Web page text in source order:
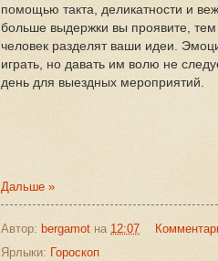
помощью такта, деликатности и
больше выдержки вы проявите,
человек разделят ваши идеи.
играть, но давать им волю не
день для выездных мероприятий.
Дальше »
Автор: bergamot на 12:07
Ярлыки: Гороскоп